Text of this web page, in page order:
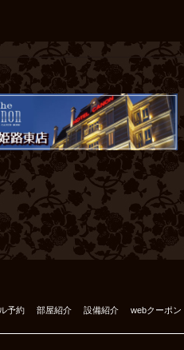
予約 部屋紹介 設備紹介 webクーポン